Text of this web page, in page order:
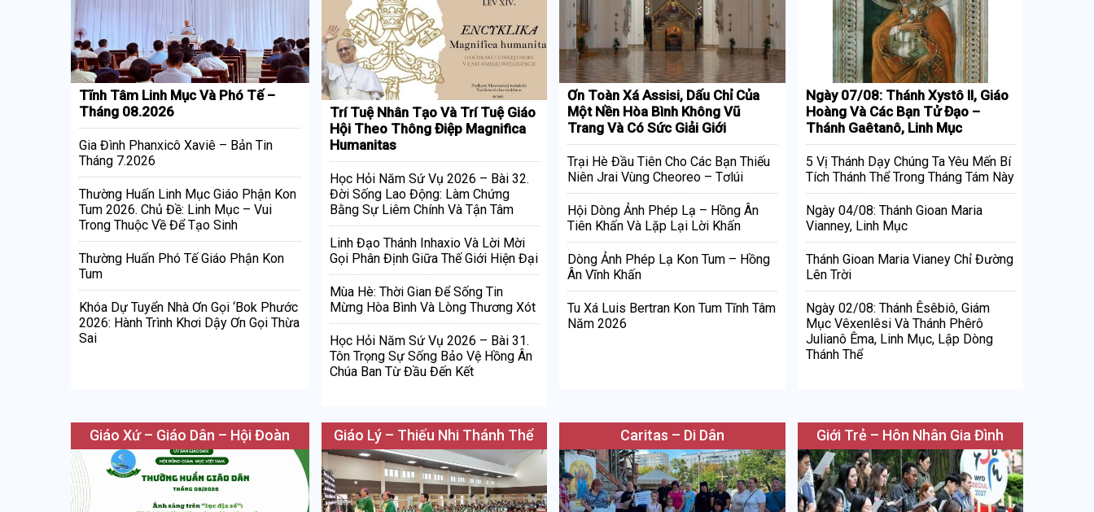
Tĩnh Tâm Linh Mục Và Phó Tế –
Tháng 08.2026
Gia Đình Phanxicô Xaviê – Bản Tin
Tháng 7.2026
Thường Huấn Linh Mục Giáo Phận Kon
Tum 2026. Chủ Đề: Linh Mục – Vui
Trong Thuộc Về Để Tạo Sinh
Thường Huấn Phó Tế Giáo Phận Kon
Tum
Khóa Dự Tuyển Nhà Ơn Gọi ‘Bok Phước
2026: Hành Trình Khơi Dậy Ơn Gọi Thừa
Sai
Trí Tuệ Nhân Tạo Và Trí Tuệ Giáo
Hội Theo Thông Điệp Magnifica
Humanitas
Học Hỏi Năm Sứ Vụ 2026 – Bài 32.
Đời Sống Lao Động: Làm Chứng
Bằng Sự Liêm Chính Và Tận Tâm
Linh Đạo Thánh Inhaxio Và Lời Mời
Gọi Phân Định Giữa Thế Giới Hiện Đại
Mùa Hè: Thời Gian Để Sống Tin
Mừng Hòa Bình Và Lòng Thương Xót
Học Hỏi Năm Sứ Vụ 2026 – Bài 31.
Tôn Trọng Sự Sống Bảo Vệ Hồng Ân
Chúa Ban Từ Đầu Đến Kết
Ơn Toàn Xá Assisi, Dấu Chỉ Của
Một Nền Hòa Bình Không Vũ
Trang Và Có Sức Giải Giới
Trại Hè Đầu Tiên Cho Các Bạn Thiếu
Niên Jrai Vùng Cheoreo – Tơlúi
Hội Dòng Ảnh Phép Lạ – Hồng Ân
Tiên Khấn Và Lặp Lại Lời Khấn
Dòng Ảnh Phép Lạ Kon Tum – Hồng
Ân Vĩnh Khấn
Tu Xá Luis Bertran Kon Tum Tĩnh Tâm
Năm 2026
Ngày 07/08: Thánh Xystô II, Giáo
Hoàng Và Các Bạn Tử Đạo –
Thánh Gaêtanô, Linh Mục
5 Vị Thánh Dạy Chúng Ta Yêu Mến Bí
Tích Thánh Thể Trong Tháng Tám Này
Ngày 04/08: Thánh Gioan Maria
Vianney, Linh Mục
Thánh Gioan Maria Vianey Chỉ Đường
Lên Trời
Ngày 02/08: Thánh Êsêbiô, Giám
Mục Vêxenlêsi Và Thánh Phêrô
Julianô Êma, Linh Mục, Lập Dòng
Thánh Thể
Giáo Xứ – Giáo Dân – Hội Đoàn Giáo Lý – Thiếu Nhi Thánh Thể Caritas – Di Dân Giới Trẻ – Hôn Nhân Gia Đình